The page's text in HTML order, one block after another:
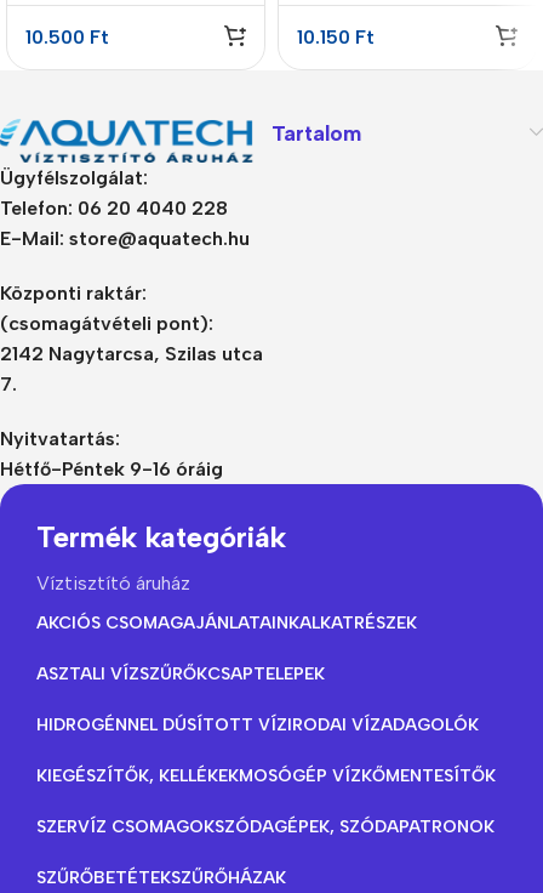
10.500 Ft 10.150 Ft
Ügyfélszolgálat:
Telefon: 06 20 4040 228
E-Mail: store@aquatech.hu
Központi raktár:
(csomagátvételi pont):
2142 Nagytarcsa, Szilas utca
7.
Nyitvatartás:
Hétfő-Péntek 9-16 óráig
Tartalom
Termék kategóriák
Víztisztító áruház
AKCIÓS CSOMAGAJÁNLATAINKALKATRÉSZEK
ASZTALI VÍZSZŰRŐKCSAPTELEPEK
HIDROGÉNNEL DÚSÍTOTT VÍZIRODAI VÍZADAGOLÓK
KIEGÉSZÍTŐK, KELLÉKEKMOSÓGÉP VÍZKŐMENTESÍTŐK
SZERVÍZ CSOMAGOKSZÓDAGÉPEK, SZÓDAPATRONOK
SZŰRŐBETÉTEKSZŰRŐHÁZAK